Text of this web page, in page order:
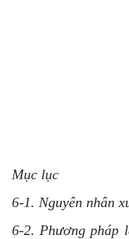
Mục lục
6-1. Nguyên nhân
6-2. Phương pháp